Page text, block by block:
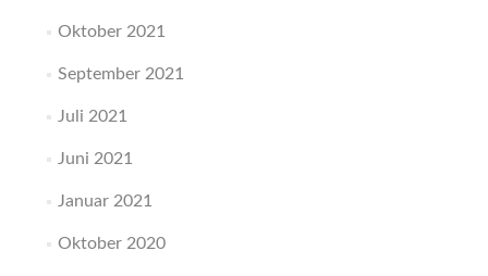
Oktober 2021
September 2021
Juli 2021
Juni 2021
Januar 2021
Oktober 2020